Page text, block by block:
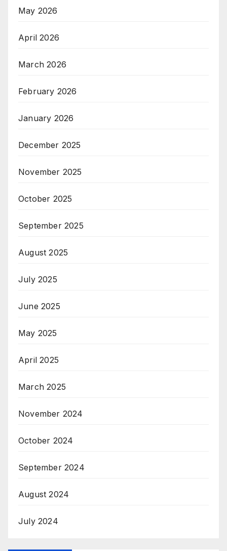
May 2026
April 2026
March 2026
February 2026
January 2026
December 2025
November 2025
October 2025
September 2025
August 2025
July 2025
June 2025
May 2025
April 2025
March 2025
November 2024
October 2024
September 2024
August 2024
July 2024